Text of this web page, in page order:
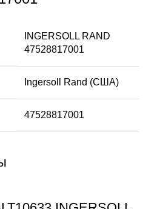
INGERSOLL RAND
47528817001
Ingersoll Rand (США)
47528817001